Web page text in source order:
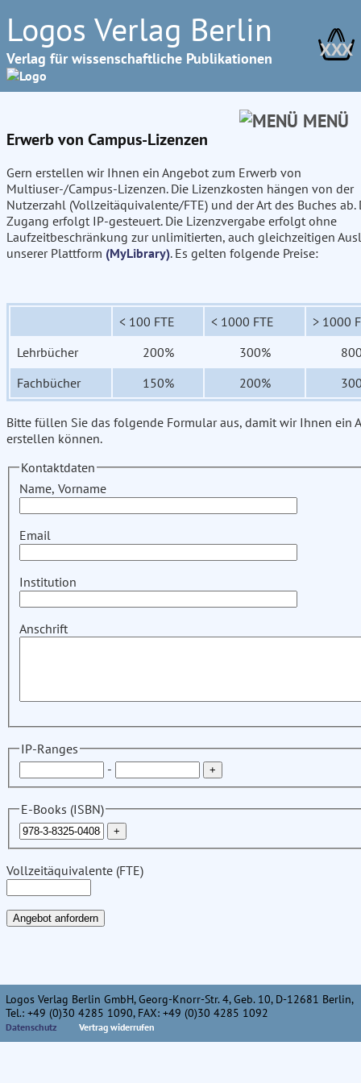
Logos Verlag Berlin
Verlag für wissenschaftliche Publikationen XXX
MENÜ
Erwerb von Campus-Lizenzen
Gern erstellen wir Ihnen ein Angebot zum Erwerb von
Multiuser-/Campus-Lizenzen. Die Lizenzkosten hängen von der
Nutzerzahl (Vollzeitäquivalente/FTE) und der Art des Buches ab.
Zugang erfolgt IP-gesteuert. Die Lizenzvergabe erfolgt ohne
Laufzeitbeschränkung zur unlimitierten, auch gleichzeitigen
unserer Plattform (MyLibrary). Es gelten folgende Preise:
< 100 FTE < 1000 FTE
> 1000
Lehrbücher
200% 300%
Fachbücher
150% 200%
Bitte füllen Sie das folgende Formular aus, damit wir Ihnen ein
erstellen können.
Kontaktdaten
Name, Vorname
Email
Institution
Anschrift
IP-Ranges
-
E-Books (ISBN)
Vollzeitäquivalente (FTE)
Logos Verlag Berlin GmbH, Georg-Knorr-Str. 4, Geb. 10, D-12681 Berlin,
Tel.: +49 (0)30 4285 1090, FAX: +49 (0)30 4285 1092
Datenschutz Vertrag widerrufen